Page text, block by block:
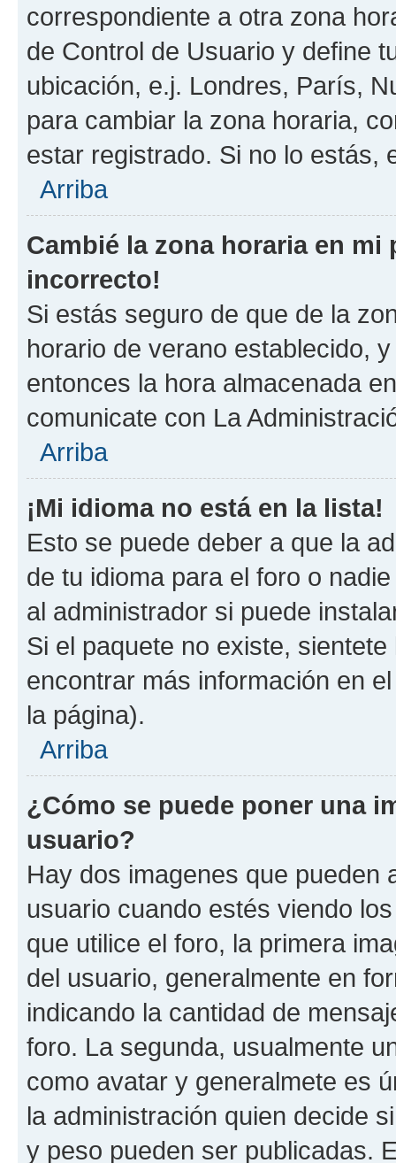
correspondiente a otra zona
de Control de Usuario y define
ubicación, e.j. Londres, París,
para cambiar la zona horaria,
estar registrado. Si no lo estás,
Arriba
Cambié la zona horaria en
incorrecto!
Si estás seguro de que de la
horario de verano establecido,
entonces la hora almacenada
comunicate con La
Arriba
¡Mi idioma no está en la lista!
Esto se puede deber a que la
de tu idioma para el foro o
al administrador si puede
Si el paquete no existe,
encontrar más información en
la página).
Arriba
¿Cómo se puede poner una
usuario?
Hay dos imagenes que pueden
usuario cuando estés viendo
que utilice el foro, la primera
del usuario, generalmente en
indicando la cantidad de
foro. La segunda, usualmente
como avatar y generalmete es
la administración quien decide
y peso pueden ser publicadas.